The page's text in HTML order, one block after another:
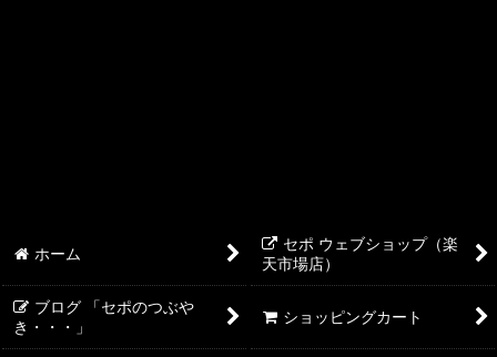
ホーム
セポ ウェブショップ（楽
天市場店）
ブログ 「セポのつぶや
き・・・」
ショッピングカート